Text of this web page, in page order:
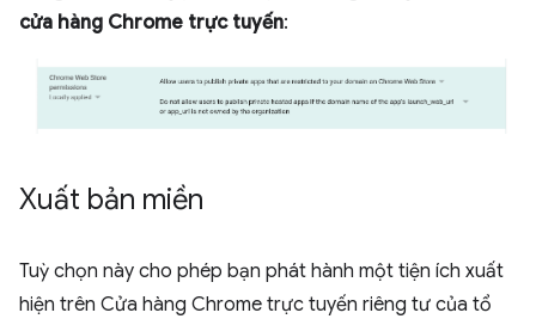
cửa hàng Chrome trực tuyến:
Xuất bản miền
Tuỳ chọn này cho phép bạn phát hành một tiện ích xuất
hiện trên Cửa hàng Chrome trực tuyến riêng tư của tổ